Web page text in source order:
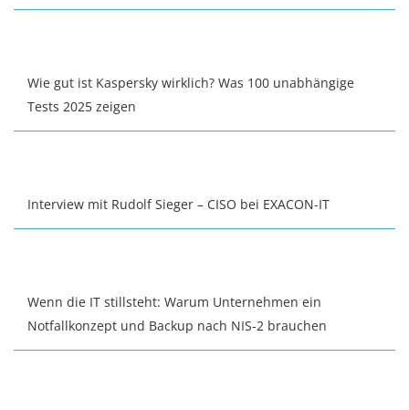
Wie gut ist Kaspersky wirklich? Was 100 unabhängige
Tests 2025 zeigen
Interview mit Rudolf Sieger – CISO bei EXACON-IT
Wenn die IT stillsteht: Warum Unternehmen ein
Notfallkonzept und Backup nach NIS-2 brauchen